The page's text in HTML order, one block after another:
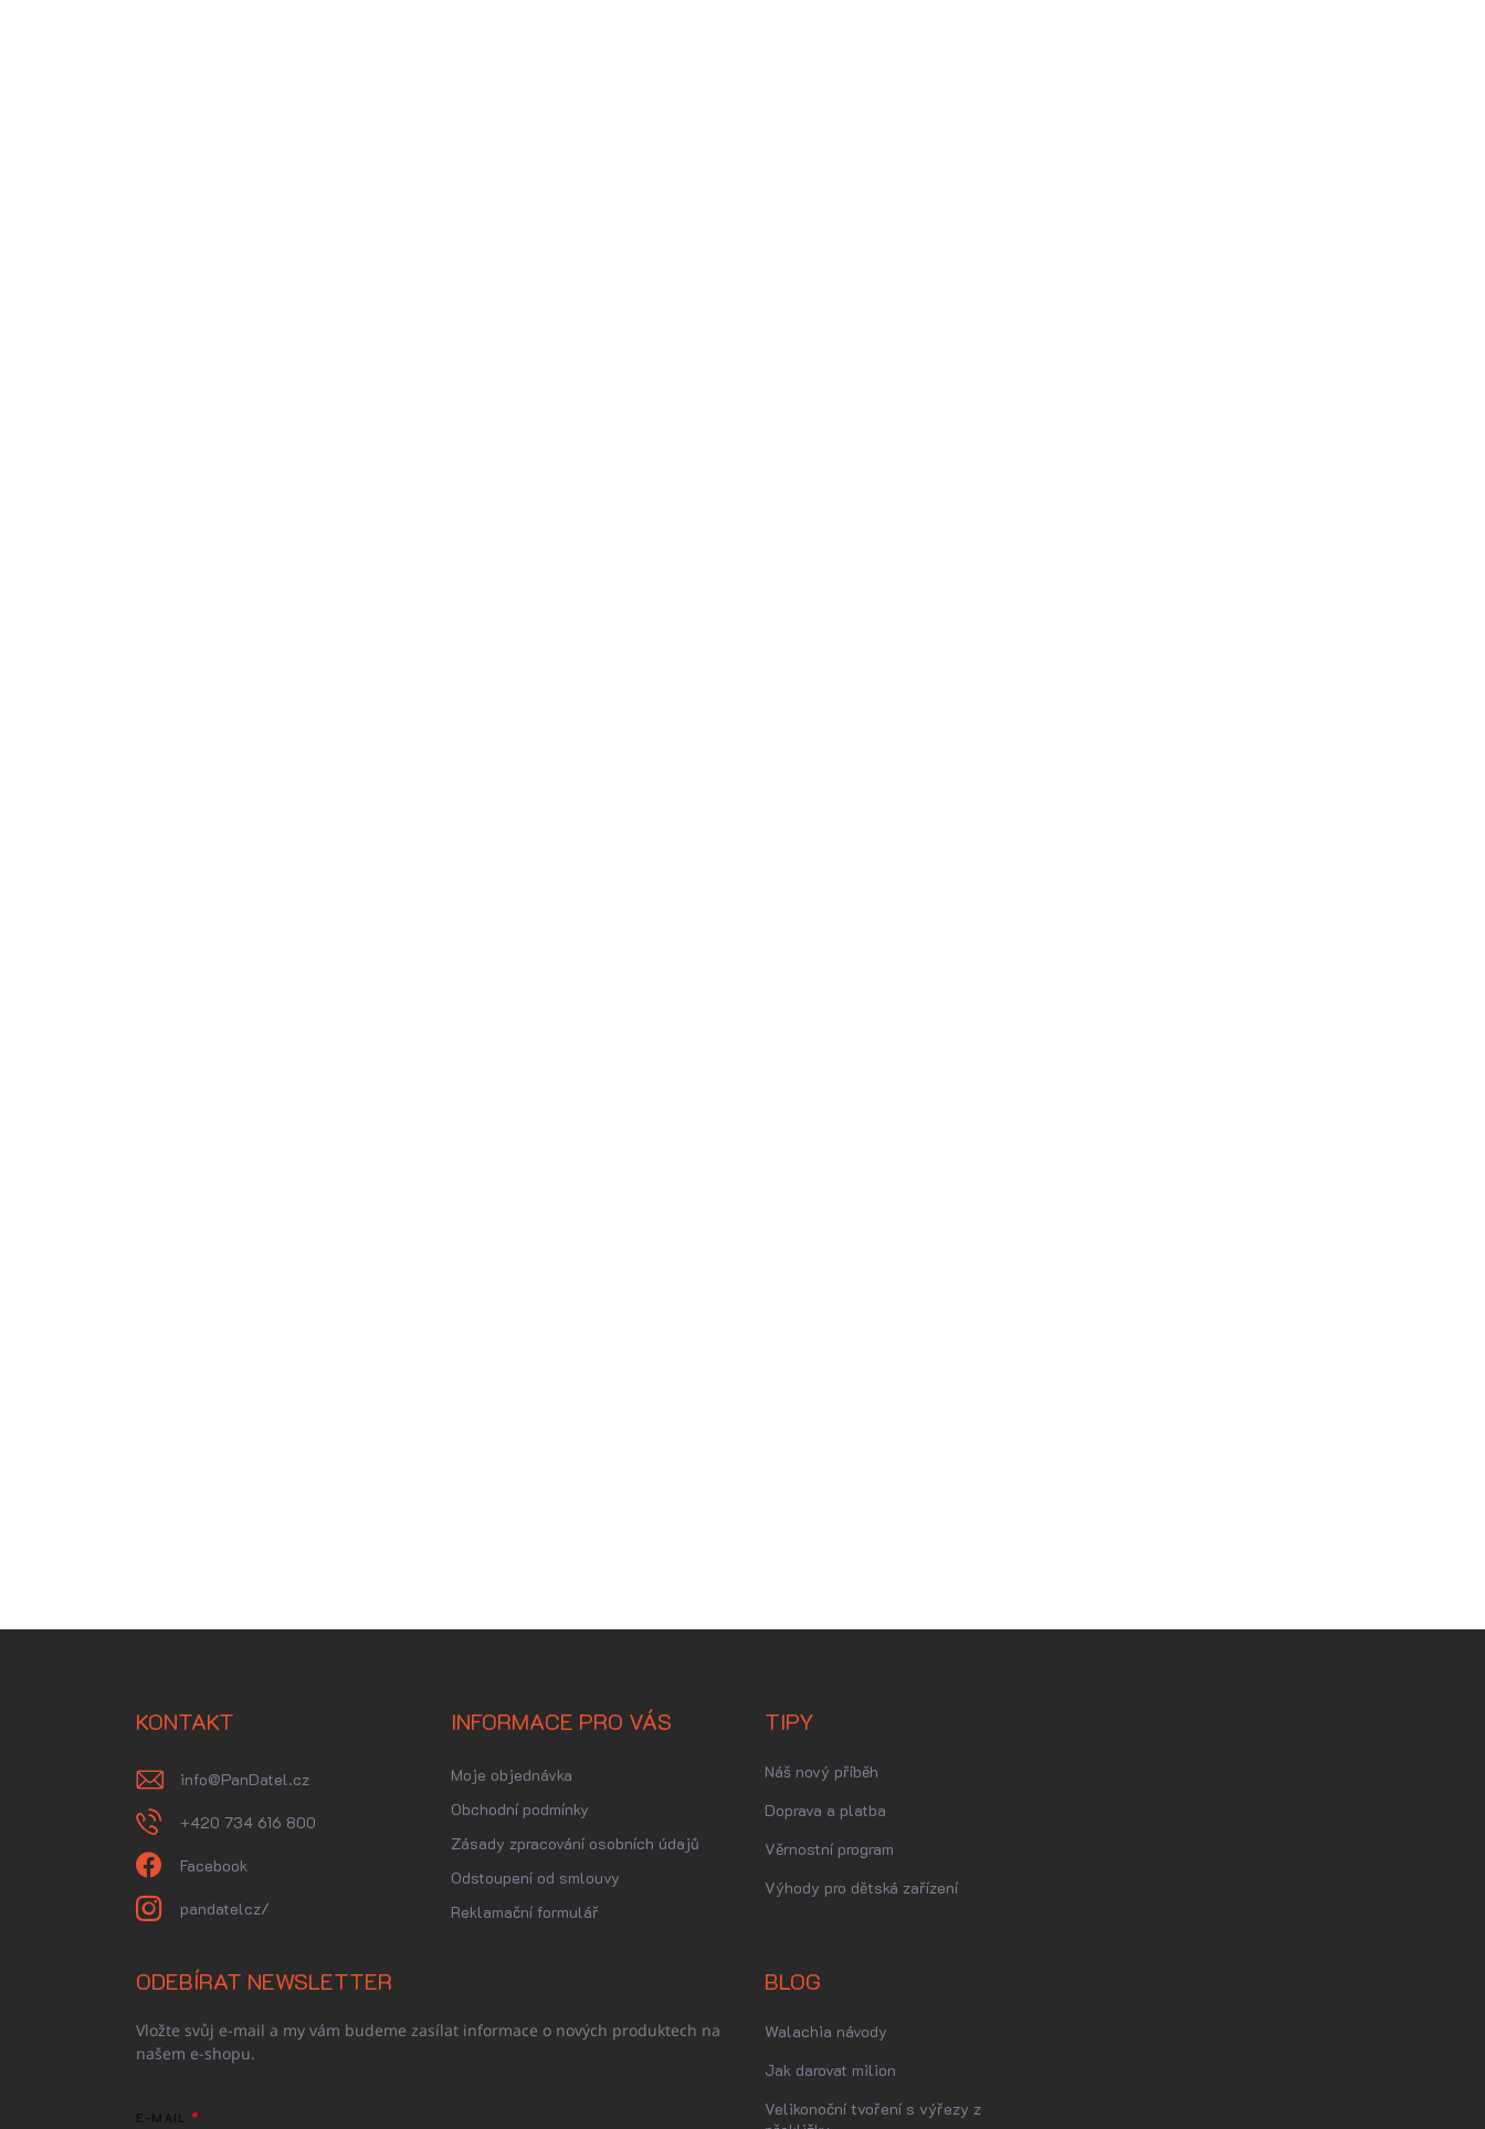
KONTAKT
info@PanDatel.cz
+420 734 616 800
Facebook
pandatelcz/
INFORMACE PRO VÁS
Moje objednávka
Obchodní podmínky
Zásady zpracování osobních údajů
Odstoupení od smlouvy
Reklamační formulář
TIPY
Náš nový příběh
Doprava a platba
Věrnostní program
Výhody pro dětská zařízení
ODEBÍRAT NEWSLETTER
Vložte svůj e-mail a my vám budeme zasílat informace o nových produktech na
našem e-shopu.
E-MAIL
BLOG
Walachia návody
Jak darovat milion
Velikonoční tvoření s výřezy z